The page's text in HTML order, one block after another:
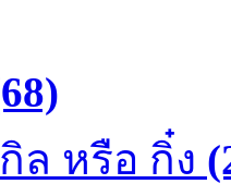
ล หรือ กิ๋ง